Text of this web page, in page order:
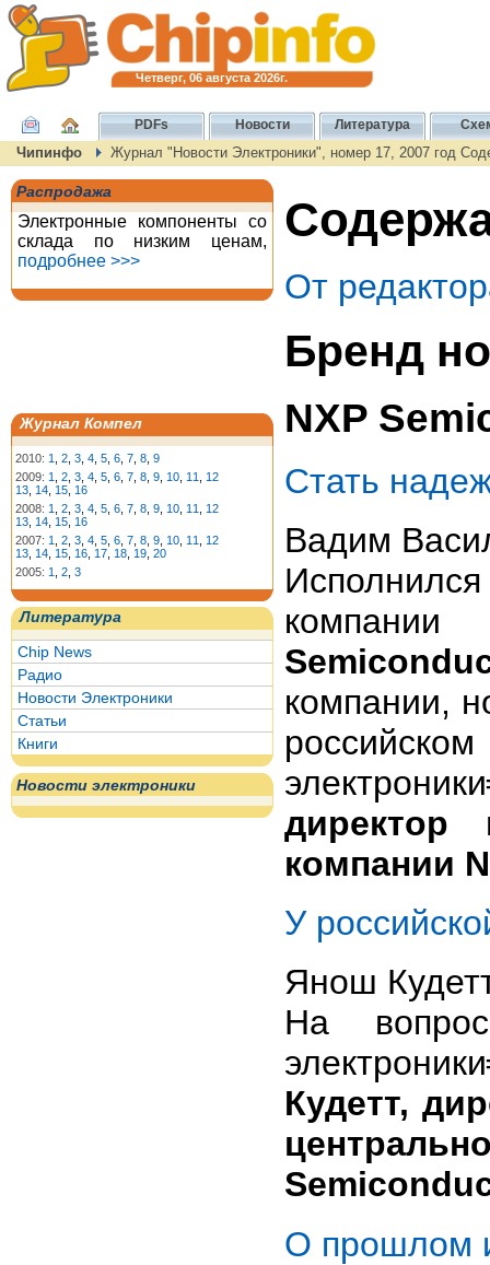
Четверг, 06 августа 2026г.
PDFs Новости Литература
Чипинфо Журнал "Новости Электроники", номер 17, 2007 год
Распродажа
Электронные компоненты со
склада по низким ценам,
подробнее >>>
Журнал Компел
2010: 1 2 3 4 5 6 7 8 9
2009: 1 2 3 4 5 6 7 8 9 10 11
12
13 14 15 16
2008: 1 2 3 4 5 6 7 8 9 10 11
12
13 14 15 16
2007: 1 2 3 4 5 6 7 8 9 10 11
12
13 14 15 16 17 18 19 20
2005: 1 2 3
Литература
Chip News
Радио
Новости Электроники
Статьи
Книги
Новости электроники
От
Бренд
NXP
Стать
Вадим
компании,
компании
У
Янош
На
Кудетт,
О прошлом